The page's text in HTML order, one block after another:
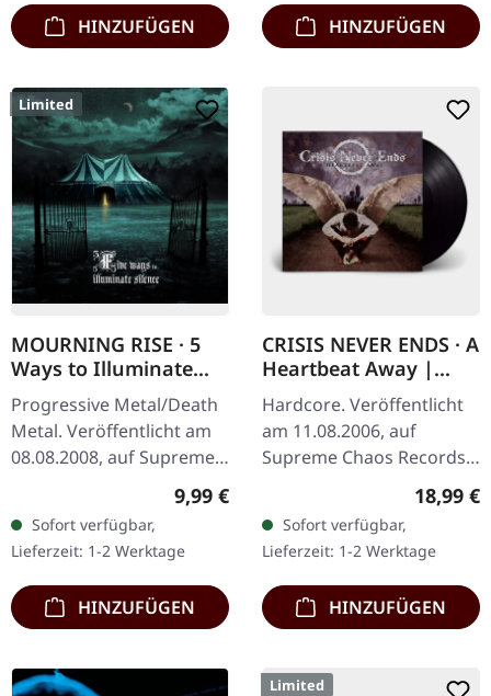
Range…
HINZUFÜGEN HINZUFÜGEN
Limited
MOURNING RISE · 5
Ways to Illuminate
Silence | DIGIPAK CD
Progressive Metal/Death
Metal. Veröffentlicht am
08.08.2008, auf Supreme
Chaos Records. Limitierte
CD-Version im DigiPak mit
12-seitgem Booklet.…
Regulärer Preis:
9,99 €
Sofort verfügbar,
Lieferzeit: 1-2 Werktage
HINZUFÜGEN
CRISIS NEVER ENDS · A
Heartbeat Away |
BLACK LP
Hardcore. Veröffentlicht
am 11.08.2006, auf
Supreme Chaos Records.
Schwarzes Vinyl im
Heartbeat Away" von
Crisis Never Ends ist…
18,99 €
Sofort verfügbar,
Lieferzeit: 1-2 Werktage
HINZUFÜGEN
Limited